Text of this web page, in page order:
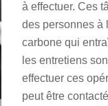
à effectuer. Ces
des personnes à
carbone qui
les entretiens
effectuer ces
peut être